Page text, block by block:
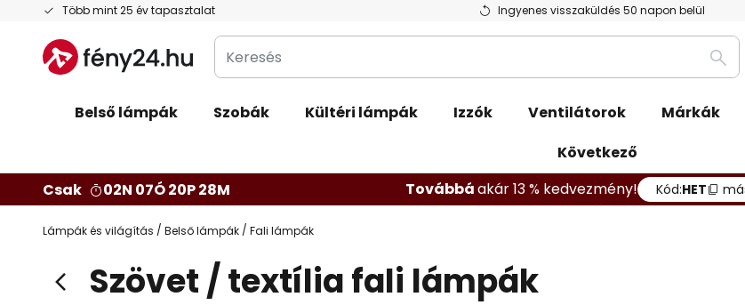
Több mint 25 év tapasztalat Ingyenes visszaküldés 50 napon belül
Ugrás
tartalomhoz
Keresés
Belső lámpák Szobák Kültéri lámpák Izzók Ventilátorok Márkák
Következő
Csak
02N 07Ó 20P 25M Továbbáakár 13 % kedvezmény! Kód:HET
Lámpák és világítás Belső lámpák Fali lámpák
Szövet / textília fali lámpák